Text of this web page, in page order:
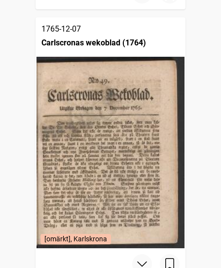
1765-12-07
Carlscronas wekoblad (1764)
[omärkt], Karlskrona